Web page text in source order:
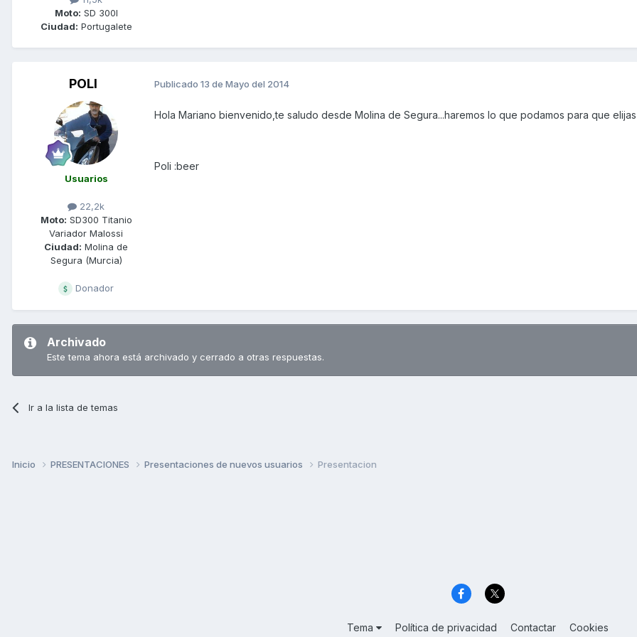
Moto: SD 300I
Ciudad: Portugalete
POLI
Usuarios
22,2k
Moto: SD300 Titanio
Variador Malossi
Ciudad: Molina de
Segura (Murcia)
Donador
Publicado 13 de Mayo del 2014
Hola Mariano bienvenido,te saludo desde Molina de Segura...haremos lo que podamos para que elijas
Poli :beer
Archivado
Este tema ahora está archivado y cerrado a otras respuestas.
Ir a la lista de temas
Inicio PRESENTACIONES Presentaciones de nuevos usuarios Presentacion
Tema Política de privacidad Contactar Cookies